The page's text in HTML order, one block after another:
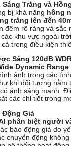
Sáng Trắng và
bị khả năng hồng
trắng lên đến
đêm rõ ràng và sắc
khu vực ngoài
trong điều kiện
Sáng 120dB WDR
Dynamic Range
ảnh trong các
khi đối tượng nằm
ánh sáng mạnh.
các chi tiết trong
Động Giả
phân biệt người
báo động giả do
chuyển động